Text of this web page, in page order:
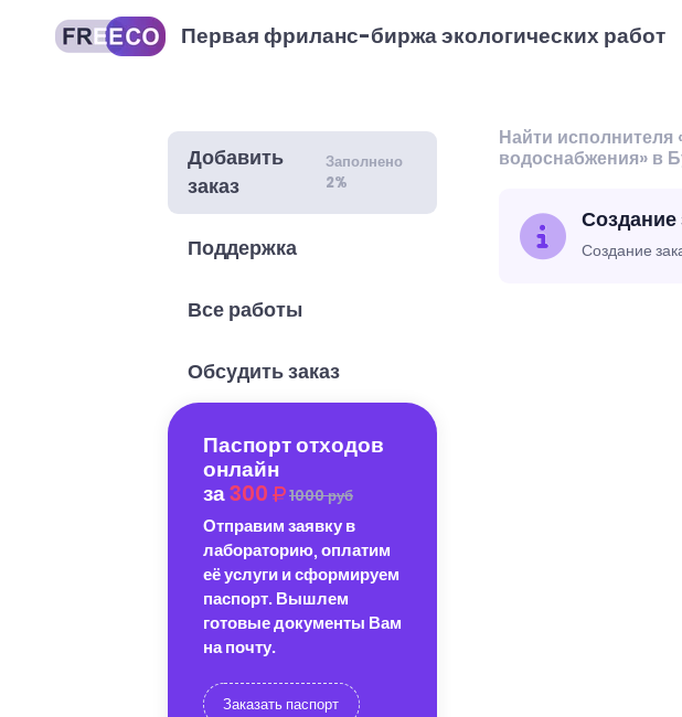
Первая фриланс-биржа экологических работ
Добавить
заказ
Заполнено
2%
Поддержка
Все работы
Обсудить заказ
Паспорт отходов
онлайн
за300 1000 руб
Отправим заявку в
лабораторию, оплатим
её услуги и сформируем
паспорт. Вышлем
готовые документы Вам
на почту.
Заказать паспорт
Найти исполнителя
водоснабжения» в
Создание
Создание